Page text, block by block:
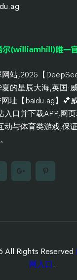
站,2025【
的星辰大海,英国·
址【baidu.ag】💕
入口并下载APP,网
动与体育类游戏,保
Rights Reserved
网入口.